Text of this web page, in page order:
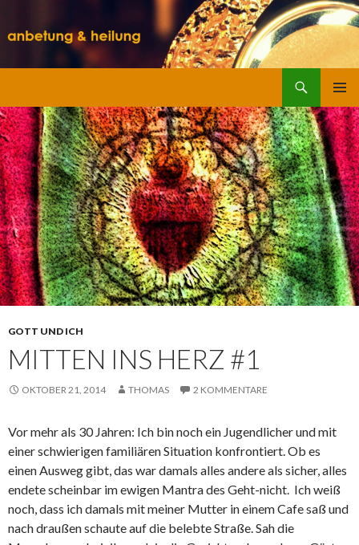
ZUM
INHALT
GOTT UND ICH
MITTEN INS HERZ #1
OKTOBER 21, 2014 THOMAS 2 KOMMENTARE
Vor mehr als 30 Jahren: Ich bin noch ein Jugendlicher und mit
einer schwierigen familiären Situation konfrontiert. Ob es
einen Ausweg gibt, das war damals alles andere als sicher, alles
endete scheinbar im ewigen Mantra des Geht-nicht. Ich weiß
noch, dass ich damals mit meiner Mutter in einem Cafe saß und
nach draußen schaute auf die belebte Straße. Sah die